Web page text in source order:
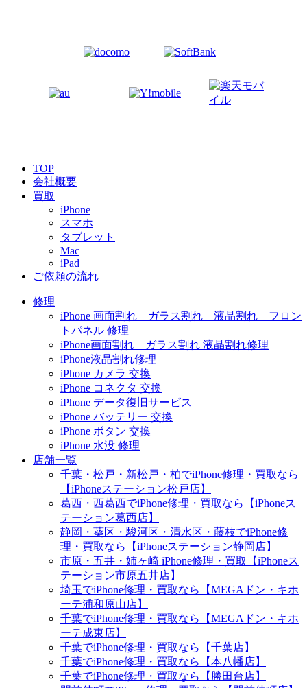
TOP
会社概要
買取
iPhone
スマホ
タブレット
Mac
iPad
ご依頼の流れ
修理
iPhone 画面割れ ガラス割れ 液晶割れ フロン
トパネル 修理
iPhone画面割れ ガラス割れ 液晶割れ修理
iPhone液晶割れ修理
iPhone カメラ 交換
iPhone コネクタ 交換
iPhone データ復旧サービス
iPhone バッテリー 交換
iPhone ボタン 交換
iPhone 水没 修理
店舗一覧
千葉・松戸・新松戸・柏でiPhone修理・買取なら
【iPhoneステーション松戸店】
葛西・西葛西でiPhone修理・買取なら【iPhoneス
テーション葛西店】
静岡・葵区・駿河区・清水区・藤枝でiPhone修
理・買取なら【iPhoneステーション静岡店】
市原・五井・姉ヶ崎 iPhone修理・買取【iPhoneス
テーション市原五井店】
埼玉でiPhone修理・買取なら【MEGAドン・キホ
ーテ浦和原山店】
千葉でiPhone修理・買取なら【MEGAドン・キホ
ーテ成東店】
千葉でiPhone修理・買取なら【千葉店】
千葉でiPhone修理・買取なら【本八幡店】
千葉でiPhone修理・買取なら【勝田台店】